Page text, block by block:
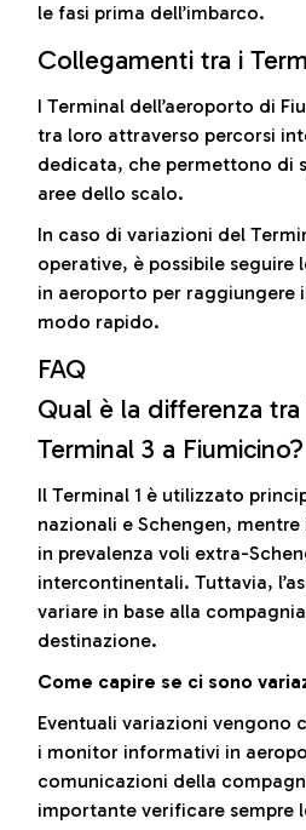
le fasi prima dell’imbarco.
Collegamenti tra i
I Terminal dell’aeroporto di
tra loro attraverso percorsi
dedicata, che permettono di
aree dello scalo.
In caso di variazioni del
operative, è possibile seguire
in aeroporto per raggiungere
modo rapido.
FAQ
Qual è la differenza tra
Terminal 3 a Fiumicino?
Il Terminal 1 è utilizzato
nazionali e Schengen,
in prevalenza voli extra-
intercontinentali. Tuttavia,
variare in base alla
destinazione.
Come capire se ci sono
Eventuali variazioni vengono
i monitor informativi in
comunicazioni della
importante verificare sempre